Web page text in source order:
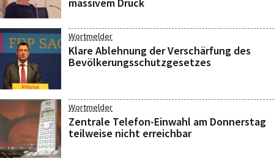
Wortmelder
Klare Ablehnung der Verschärfung des
Bevölkerungsschutzgesetzes
Wortmelder
Zentrale Telefon-Einwahl am Donnerstag
teilweise nicht erreichbar